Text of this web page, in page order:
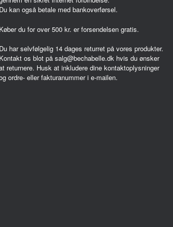
Du kan også betale med bankoverførsel.
Køber du for over 500 kr. er forsendelsen gratis.
Du har selvfølgelig 14 dages returret på vores produkter.
Kontakt os blot på salg@bechabelle.dk hvis du ønsker
returnere. Husk at inkludere dine kontaktoplysninger
ordre- eller fakturanummer i e-mailen.